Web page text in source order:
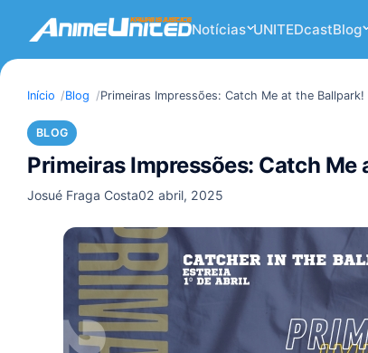
Notícias UNITEDcastBlog
Início Blog Primeiras Impressões: Catch Me at the Ballpark!
BLOG
Primeiras Impressões: Catch Me
Josué Fraga Costa02 abril, 2025